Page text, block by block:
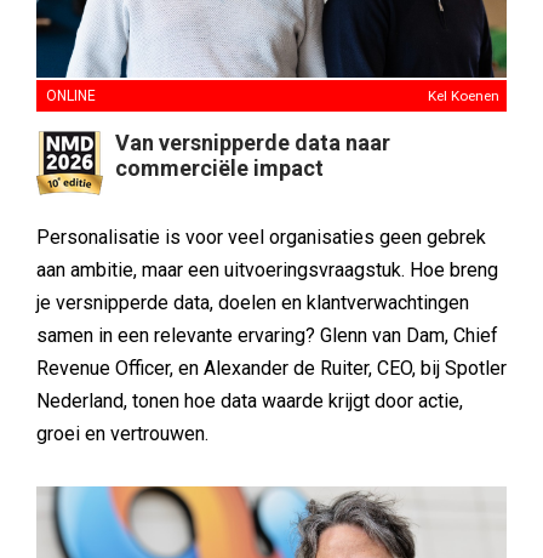
ONLINE Kel Koenen
Van versnipperde data naar
commerciële impact
Personalisatie is voor veel organisaties geen gebrek
aan ambitie, maar een uitvoeringsvraagstuk. Hoe breng
je versnipperde data, doelen en klantverwachtingen
samen in een relevante ervaring? Glenn van Dam, Chief
Revenue Officer, en Alexander de Ruiter, CEO, bij Spotler
Nederland, tonen hoe data waarde krijgt door actie,
groei en vertrouwen.